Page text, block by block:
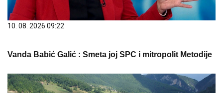
10. 08. 2026 09:22
Vanda Babić Galić : Smeta joj SPC i mitropolit Metodije